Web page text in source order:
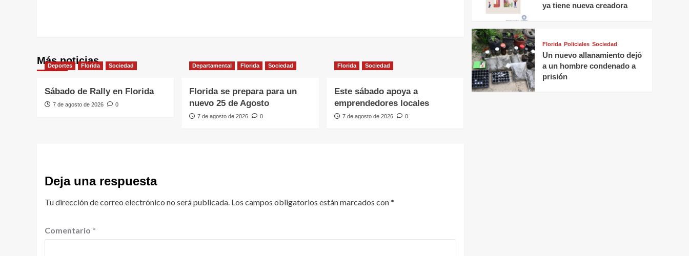
Más noticias
Deportes Florida Sociedad
Sábado de Rally en Florida
7 de agosto de 2026 0
Departamental Florida Sociedad
Florida se prepara para un
nuevo 25 de Agosto
7 de agosto de 2026 0
Florida Sociedad
Este sábado apoya a
emprendedores locales
7 de agosto de 2026 0
Deja una respuesta
Tu dirección de correo electrónico no será publicada. Los campos obligatorios están marcados con*
Comentario *
ya tiene nueva creadora
Florida Policiales Sociedad
Un nuevo allanamiento dejó
a un hombre condenado a
prisión